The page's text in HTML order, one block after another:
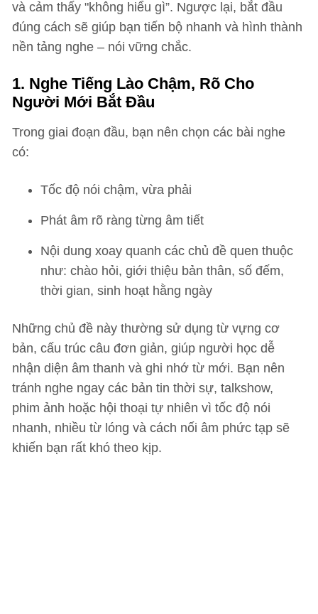
và cảm thấy "không hiểu gì”. Ngược lại, bắt đầu
đúng cách sẽ giúp bạn tiến bộ nhanh và hình thành
nền tảng nghe – nói vững chắc.
1. Nghe Tiếng Lào Chậm, Rõ Cho
Người Mới Bắt Đầu
Trong giai đoạn đầu, bạn nên chọn các bài nghe
có:
Tốc độ nói chậm, vừa phải
Phát âm rõ ràng từng âm tiết
Nội dung xoay quanh các chủ đề quen thuộc
như: chào hỏi, giới thiệu bản thân, số đếm,
thời gian, sinh hoạt hằng ngày
Những chủ đề này thường sử dụng từ vựng cơ
bản, cấu trúc câu đơn giản, giúp người học dễ
nhận diện âm thanh và ghi nhớ từ mới. Bạn nên
tránh nghe ngay các bản tin thời sự, talkshow,
phim ảnh hoặc hội thoại tự nhiên vì tốc độ nói
nhanh, nhiều từ lóng và cách nối âm phức tạp sẽ
khiến bạn rất khó theo kịp.